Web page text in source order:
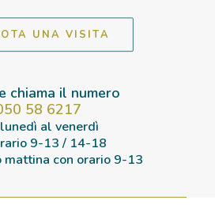
UNA VISITA
chiama il numero
58 6217
al venerdì
9-13 / 14-18
mattina con orario 9-13